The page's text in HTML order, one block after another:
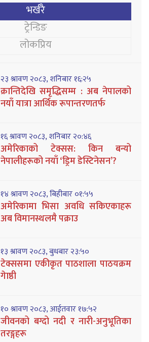
भर्खरै
ट्रेन्डिङ
लोकप्रिय
२३ श्रावण २०८३, शनिबार १६:२५
क्रान्तिदेखि समृद्धिसम्म : अब नेपालको
नयाँ यात्रा आर्थिक रूपान्तरणतर्फ
१६ श्रावण २०८३, शनिबार २०:४६
अमेरिकाको टेक्सस: किन बन्यो
नेपालीहरूको नयाँ ‘ड्रिम डेस्टिनेसन’?
१४ श्रावण २०८३, बिहीबार ०१:५५
अमेरिकामा भिसा अवधि सकिएकाहरू
अब विमानस्थलमै पक्राउ
१३ श्रावण २०८३, बुधबार २३:५०
टेक्ससमा एकीकृत पाठशाला पाठयक्रम
गेाष्ठी
१० श्रावण २०८३, आईतवार १७:५२
जीवनको बग्दो नदी र नारी-अनुभूतिका
तरङ्गहरू